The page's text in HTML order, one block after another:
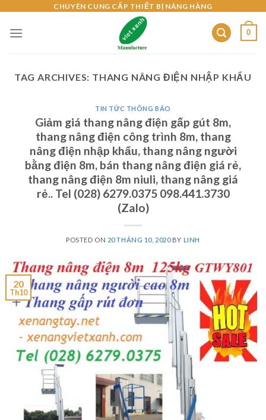
content
CHUYÊN CUNG CẤP THIẾT BỊ NÂNG HÀNG
0
TAG ARCHIVES: THANG NÂNG ĐIỆN NHẬP KHẨU
TIN TỨC THÔNG BÁO
Giảm giá thang nâng điện gấp gút 8m,
thang nâng điện công trình 8m, thang
nâng điện nhập khẩu, thang nâng người
bằng điện 8m, bán thang nâng điện giá rẻ,
thang nâng điện 8m niuli, thang nâng giá
rẻ.. Tel (028) 6279.0375 098.441.3730
(Zalo)
POSTED ON 20 THÁNG 10, 2020BY LINH
20
Th10